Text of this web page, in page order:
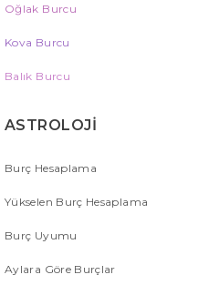
Oğlak Burcu
Kova Burcu
Balık Burcu
ASTROLOJİ
Burç Hesaplama
Yükselen Burç Hesaplama
Burç Uyumu
Aylara Göre Burçlar